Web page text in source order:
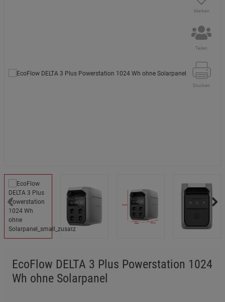
Merken
Teilen
Drucken
EcoFlow DELTA 3 Plus Powerstation 1024
Wh ohne Solarpanel